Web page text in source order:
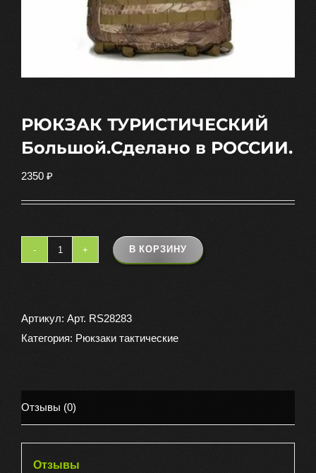
РЮКЗАК ТУРИСТИЧЕСКИЙ
Большой.Сделано в РОССИИ.
2350 ₽
Количество
ТУРИСТИЧЕСКИЙ
Большой.Сделано
В КОРЗИНУ
Артикул: Арт. RS28283
Категория: Рюкзаки тактические
Отзывы (0)
Отзывы